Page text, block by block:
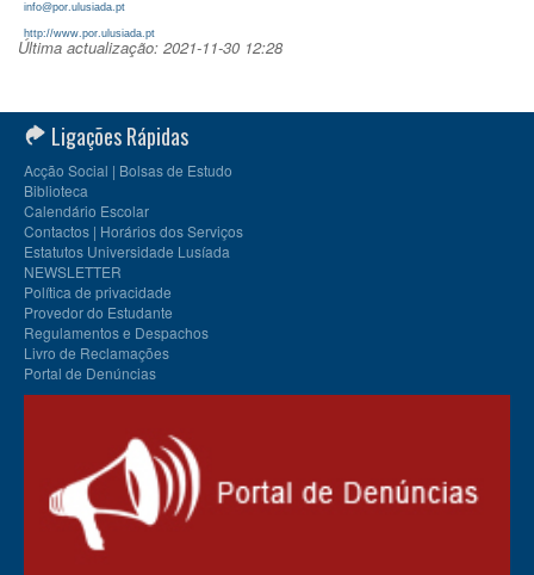
info@por.ulusiada.pt
http://www.por.ulusiada.pt
Última actualização: 2021-11-30 12:28
Ligações Rápidas
Acção Social | Bolsas de Estudo
Biblioteca
Calendário Escolar
Contactos | Horários dos Serviços
Estatutos Universidade Lusíada
NEWSLETTER
Política de privacidade
Provedor do Estudante
Regulamentos e Despachos
Livro de Reclamações
Portal de Denúncias